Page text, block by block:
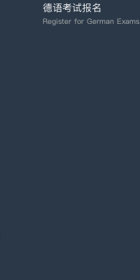
德语考试报名
Register for German Exams